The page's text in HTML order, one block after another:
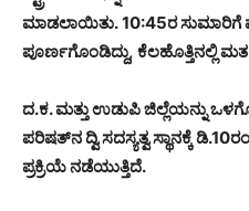
ಮಾಡಲಾಯಿತು. 10:45ರ
ಪೂರ್ಣಗೊಂಡಿದ್ದು, ಕೆಲಹೊತ್ತಿನಲ್ಲಿ
ದ.ಕ. ಮತ್ತು ಉಡುಪಿ ಜಿಲ್ಲೆಯನ್ನು
ಪರಿಷತ್‌ನ ದ್ವಿ ಸದಸ್ಯತ್ವ ಸ್ಥಾನಕ್ಕೆ
ಪ್ರಕ್ರಿಯೆ ನಡೆಯುತ್ತಿದೆ.